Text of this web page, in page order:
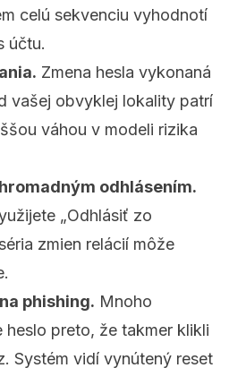
celú sekvenciu vyhodnotí
účtu.
Zmena hesla vykonaná
vašej obvyklej lokality patrí
váhou v modeli rizika
odhlásením.
„Odhlásiť zo
zmien relácií môže
phishing. Mnoho
preto, že takmer klikli
Systém vidí vynútený reset